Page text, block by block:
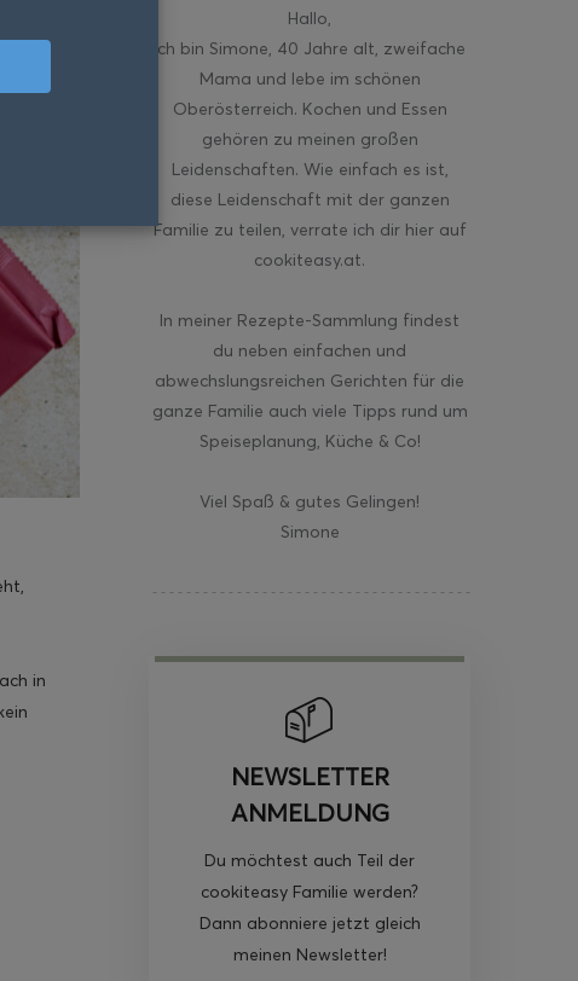
in
Hallo
ich bin Simone, 40 Jahre alt, zweifache
Mama und lebe im schönen
Oberösterreich. Kochen und Essen
gehören zu meinen großen
Leidenschaften. Wie einfach es ist,
diese Leidenschaft mit der ganzen
Familie zu teilen, verrate ich dir hier auf
cookiteasy.at.
In meiner Rezepte-Sammlung findest
du neben einfachen und
abwechslungsreichen Gerichten für die
ganze Familie auch viele Tipps rund um
Speiseplanung, Küche & Co!
Viel Spaß & gutes Gelingen!
Simone
NEWSLETTER
ANMELDUNG
Du möchtest auch Teil der
cookiteasy Familie werden?
Dann abonniere jetzt gleich
meinen Newsletter!